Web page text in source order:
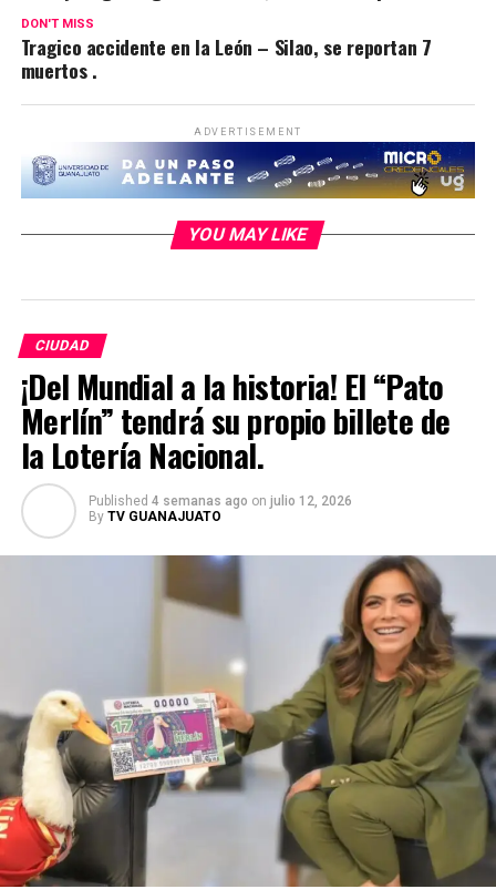
DON'T MISS
Tragico accidente en la León – Silao, se reportan 7
muertos .
ADVERTISEMENT
YOU MAY LIKE
CIUDAD
¡Del Mundial a la historia! El “Pato
Merlín” tendrá su propio billete de
la Lotería Nacional.
Published 4 semanas ago on julio 12, 2026
By TV GUANAJUATO